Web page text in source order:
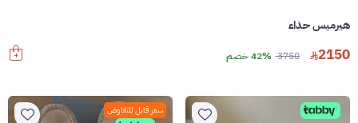
هيرميس حذاء
2150
3750 42% خصم
سعر قابل للتفاوض